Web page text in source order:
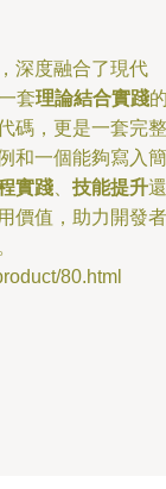
深度融合了現代
套理論結合實踐
碼，更是一套完整
和一個能夠寫入簡
實踐 技能提升還
價值，助力開發者
80.html